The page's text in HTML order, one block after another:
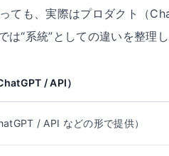
ても、実際はプロダクト（
“系統”としての違いを整理し
/ API）
/ API などの形で提供）